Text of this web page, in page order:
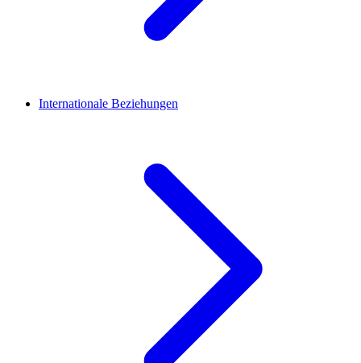
Internationale Beziehungen